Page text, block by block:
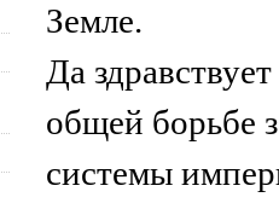
Земле.
Да
общей борьбе
системы